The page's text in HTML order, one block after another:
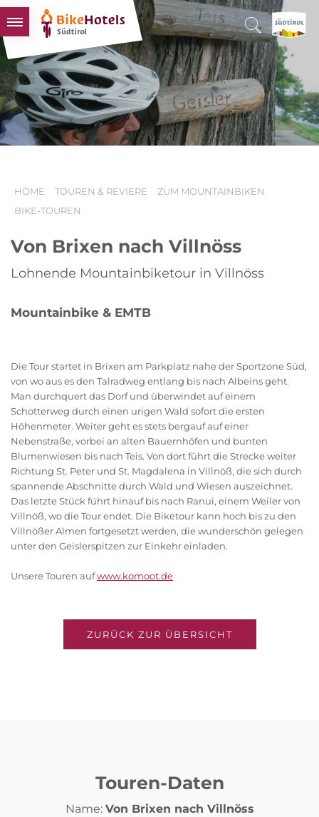
BIKEHOTELS
HOTELS & PAKETE
TOUREN & REVIERE
SÜDTIROL & WIR
HOME TOUREN & REVIERE
ZUM MOUNTAINBIKEN
BIKE-TOUREN
Von Brixen nach Villnöss
Lohnende Mountainbiketour in Villnöss
Mountainbike & EMTB
Die Tour startet in Brixen am Parkplatz nahe der Sportzone Süd,
von wo aus es den Talradweg entlang bis nach Albeins geht.
Man durchquert das Dorf und überwindet auf einem
Schotterweg durch einen urigen Wald sofort die ersten
Höhenmeter. Weiter geht es stets bergauf auf einer
Nebenstraße, vorbei an alten Bauernhöfen und bunten
Blumenwiesen bis nach Teis. Von dort führt die Strecke weiter
Richtung St. Peter und St. Magdalena in Villnöß, die sich durch
spannende Abschnitte durch Wald und Wiesen auszeichnet.
Das letzte Stück führt hinauf bis nach Ranui, einem Weiler von
Villnöß, wo die Tour endet. Die Biketour kann hoch bis zu den
Villnößer Almen fortgesetzt werden, die wunderschön gelegen
unter den Geislerspitzen zur Einkehr einladen.
Unsere Touren aufwww.komoot.de
ZURÜCK ZUR ÜBERSICHT
Touren-Daten
Name: Von Brixen nach Villnöss